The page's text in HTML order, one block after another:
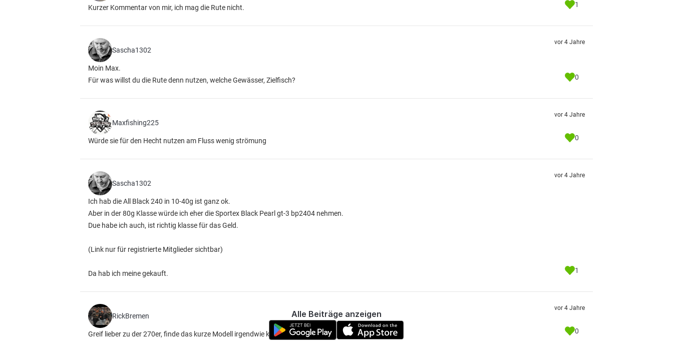
Kurzer Kommentar von mir, ich mag die Rute nicht. 1
Sascha1302
Moin Max.
Für was willst du die Rute denn nutzen, welche Gewässer, Zielfisch?
vor 4 Jahre
0
Maxfishing225
Würde sie für den Hecht nutzen am Fluss wenig strömung
vor 4 Jahre
0
Sascha1302
Ich hab die All Black 240 in 10-40g ist ganz ok.
Aber in der 80g Klasse würde ich eher die Sportex Black Pearl gt-3 bp2404 nehmen.
Due habe ich auch, ist richtig klasse für das Geld.
(Link nur für registrierte Mitglieder sichtbar)
Da hab ich meine gekauft.
vor 4 Jahre
1
RickBremen
Greif lieber zu der 270er, finde das kurze Modell irgendwie komisch.
vor 4 Jahre
0
Alle Beiträge anzeigen